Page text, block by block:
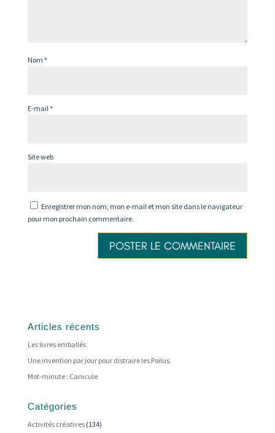
Nom *
E-mail*
Site web
Enregistrer mon nom, mon e-mail et mon site dans le navigateur
pour mon prochain commentaire.
Articles récents
Les livres emballés
Une invention par jour pour distraire les Poilus
Mot-minute : Canicule
Catégories
Activités créatives(134)